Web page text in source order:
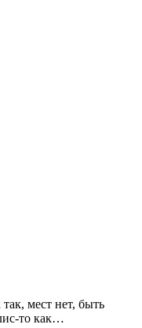
мест нет, быть
то как…